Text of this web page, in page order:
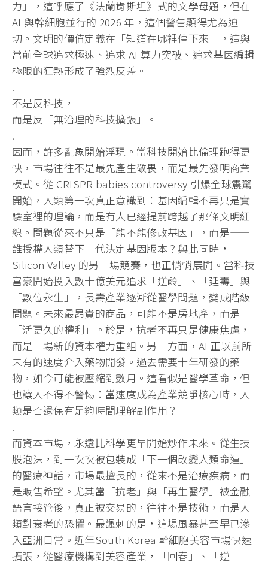
力」，這呼應了《法蘭肯斯坦》式的文學母題，但在
AI 與幹細胞並行的 2026 年，這個警告顯得尤為迫
切。文明的價值定義在「知道在哪裡停下來」，這與
當前全球追求極速、追求 AI 算力突破、追求基因編輯
極限的狂熱形成了強烈反差。
.
不是反科技，
而是反「無治理的科技擴張」。
.
因而，許多亂象開始浮現。當科技開始比倫理跑得更
快，市場往往不是最先產生敬畏，而是最先發明商業
模式。從 CRISPR babies controversy 引爆全球震驚
開始，人類第一次真正意識到：基因編輯不再只是實
驗室裡的理論，而是有人已經提前跨越了那條文明紅
線。問題從來不只是「能不能修改基因」，而是——
誰授權人類替下一代決定基因版本？與此同時，
Silicon Valley 的另一場競賽，也正悄悄展開。當科技
富豪開始投入數十億美元追求「逆齡」、「延壽」與
「數位永生」，長壽產業逐漸從醫學問題，變成階級
問題。未來最昂貴的商品，可能不是房地產，而是
「活更久的權利」。於是，抗老不再只是健康焦慮，
而是一場新的資本權力重組。另一方面，AI 正以前所
未有的速度介入藥物開發。過去需要十年研發的藥
物，如今可能被壓縮到數月。這看似是醫學革命，但
也讓人不得不警惕：當速度成為產業競爭核心時，人
類是否還保有足夠時間理解副作用？
.
而資本市場，永遠比科學更早開始炒作未來。從生技
股泡沫，到一次次被包裝成「下一個改變人類命運」
的醫療神話，市場最擅長的，從來不是治療疾病，而
是販售希望。尤其當「抗老」與「再生醫學」被金融
語言接管後，真正被交易的，往往不是技術，而是人
類對衰老的恐懼。最諷刺的是，這場風暴甚至早已滲
入亞洲日常。近年South Korea 幹細胞美容市場快速
擴張，從醫療機構到美容產業，「回春」、「逆